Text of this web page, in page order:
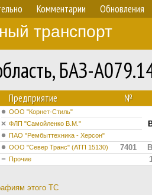
Комментарии Обновления
транспорт
БАЗ-
Предприятие №
ООО "Корнет-Стиль"
ФЛП "Самойленко В.М."
ПАО "Рембыттехника - Херсон"
ООО "Север Транс" (АТП 15130) 7401
Прочие
этого ТС